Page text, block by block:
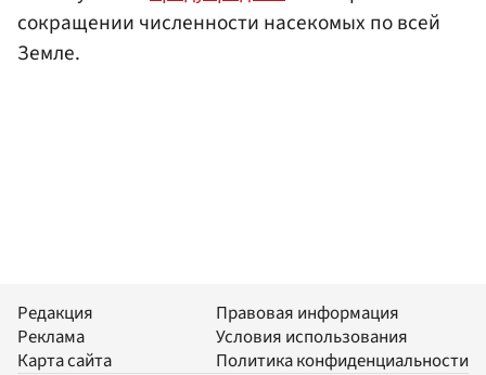
сокращении численности насекомых по всей
Земле.
Редакция
Реклама
Карта сайта
Правовая информация
Условия использования
Политика конфиденциальности